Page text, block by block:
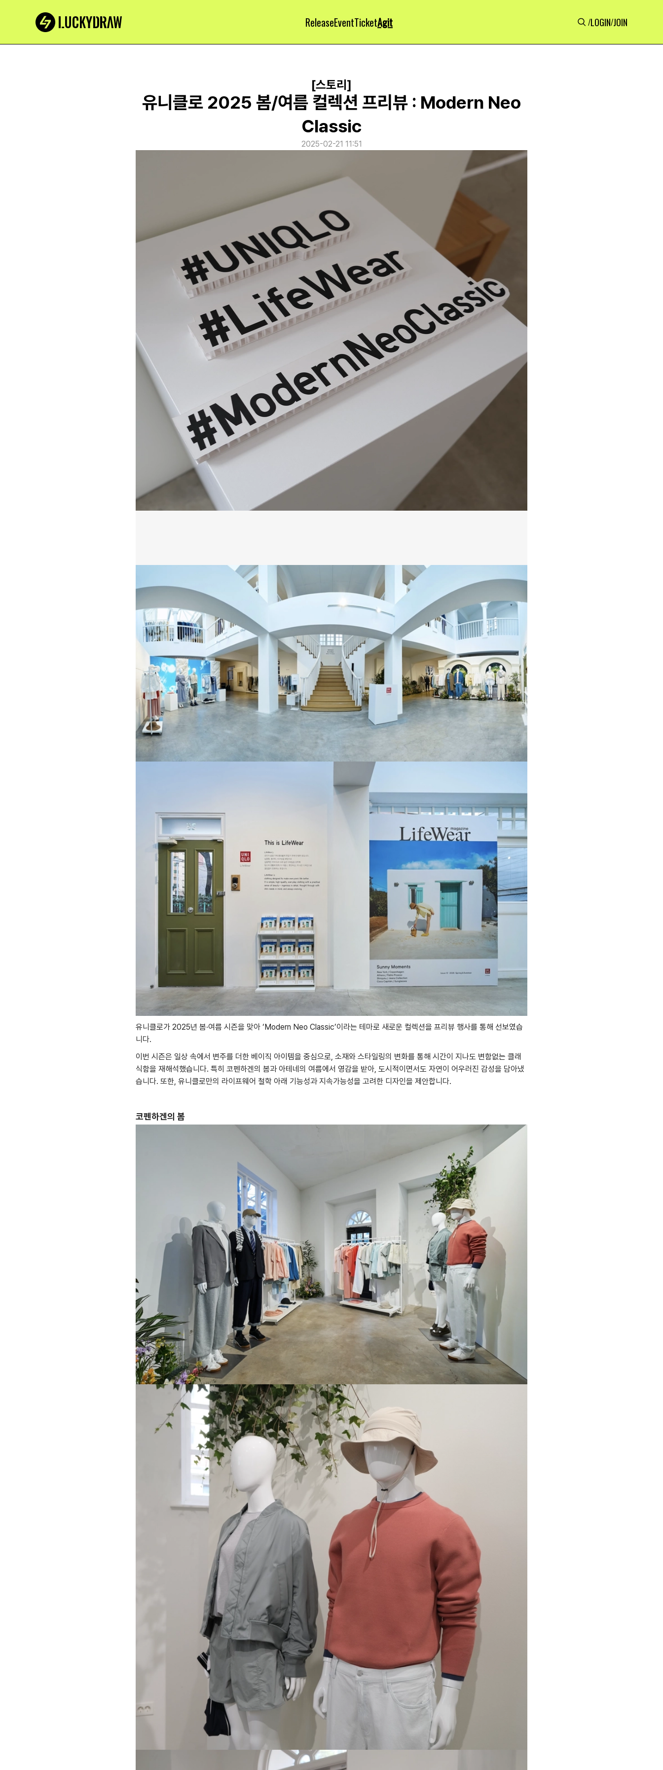
ReleaseEventTicketAgit /LOGIN/JOIN
[스토리]
유니클로 2025 봄/여름 컬렉션 프리뷰 : Modern Neo
Classic
2025-02-21 11:51
유니클로가 2025년 봄·여름 시즌을 맞아 ‘Modern Neo Classic’이라는 테마로 새로운 컬렉션을 프리뷰 행사를 통해 선보였습
니다.
이번 시즌은 일상 속에서 변주를 더한 베이직 아이템을 중심으로, 소재와 스타일링의 변화를 통해 시간이 지나도 변함없는 클래
식함을 재해석했습니다. 특히 코펜하겐의 봄과 아테네의 여름에서 영감을 받아, 도시적이면서도 자연이 어우러진 감성을 담아냈
습니다. 또한, 유니클로만의 라이프웨어 철학 아래 기능성과 지속가능성을 고려한 디자인을 제안합니다.
코펜하겐의 봄